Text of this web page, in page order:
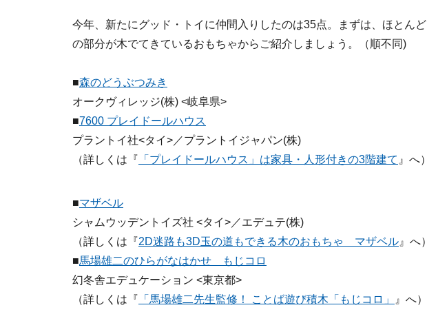
今年、新たにグッド・トイに仲間入りしたのは35点。まずは、ほとんど
の部分が木でてきているおもちゃからご紹介しましょう。（順不同)
■森のどうぶつみき
オークヴィレッジ(株) <岐阜県>
■7600 プレイドールハウス
プラントイ社<タイ>／プラントイジャパン(株)
（詳しくは『 「プレイドールハウス」は家具・人形付きの3階建て 』へ）
■マザベル
シャムウッデントイズ社 <タイ>／エデュテ(株)
（詳しくは『2D迷路も3D玉の道もできる木のおもちゃ マザベル 』へ）
■馬場雄二のひらがなはかせ もじコロ
幻冬舎エデュケーション <東京都>
（詳しくは『 「馬場雄二先生監修！ ことば遊び積木「もじコロ」 』へ）